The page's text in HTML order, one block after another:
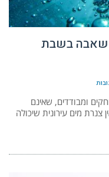
בשבת
ומבודדים, שאינם
מים עירונית שיכולה